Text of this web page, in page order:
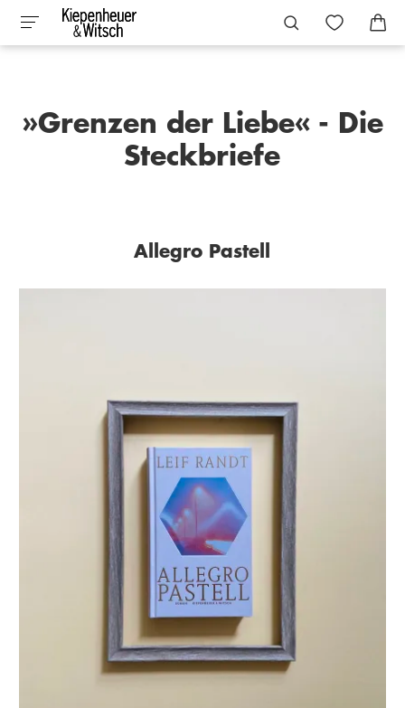
»Grenzen der Liebe« - Die
Steckbriefe
Allegro Pastell